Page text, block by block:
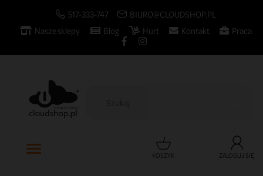
517-333-747
BIURO@CLOUDSHOP.PL
Nasze sklepy
Blog Hurt Kontakt Praca
KOSZYK ZALOGUJ SIĘ